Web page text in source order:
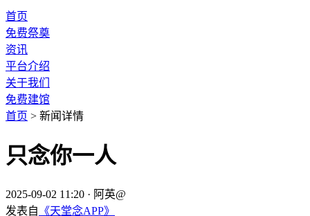
首页
免费祭奠
资讯
平台介绍
关于我们
免费建馆
首页 > 新闻详情
只念你一人
2025-09-02 11:20 · 阿英@
发表自 《天堂念APP》